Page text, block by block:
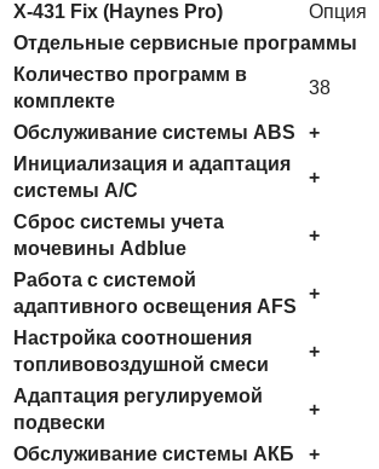
X-431 Fix (Haynes Pro)
Опция
Отдельные сервисные программы
Количество программ в
комплекте
38
Обслуживание системы ABS +
Инициализация и адаптация
системы A/C
+
Сброс системы учета
мочевины Adblue
+
Работа с системой
адаптивного освещения AFS
+
Настройка соотношения
топливовоздушной смеси
+
Адаптация регулируемой
подвески
+
Обслуживание системы АКБ +